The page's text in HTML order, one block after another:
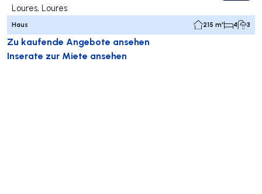
Loures, Loures
Haus 215 m² 4 3
Zu kaufende Angebote ansehen
Inserate zur Miete ansehen